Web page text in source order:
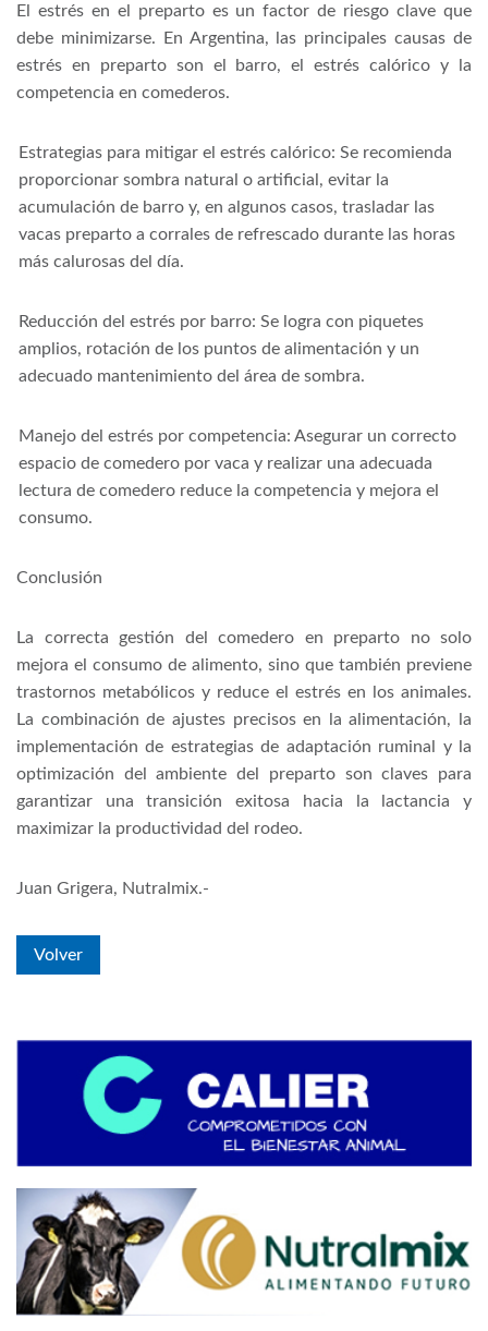
El estrés en el preparto es un factor de riesgo clave que
debe minimizarse. En Argentina, las principales causas de
estrés en preparto son el barro, el estrés calórico y la
competencia en comederos.
Estrategias para mitigar el estrés calórico: Se recomienda
proporcionar sombra natural o artificial, evitar la
acumulación de barro y, en algunos casos, trasladar las
vacas preparto a corrales de refrescado durante las horas
más calurosas del día.
Reducción del estrés por barro: Se logra con piquetes
amplios, rotación de los puntos de alimentación y un
adecuado mantenimiento del área de sombra.
Manejo del estrés por competencia: Asegurar un correcto
espacio de comedero por vaca y realizar una adecuada
lectura de comedero reduce la competencia y mejora el
consumo.
Conclusión
La correcta gestión del comedero en preparto no solo
mejora el consumo de alimento, sino que también previene
trastornos metabólicos y reduce el estrés en los animales.
La combinación de ajustes precisos en la alimentación, la
implementación de estrategias de adaptación ruminal y la
optimización del ambiente del preparto son claves para
garantizar una transición exitosa hacia la lactancia y
maximizar la productividad del rodeo.
Juan Grigera, Nutralmix.-
Volver